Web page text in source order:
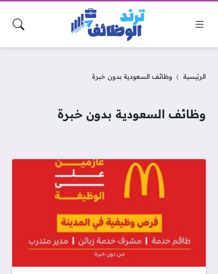
الرئيسية وظائف السعودية بدون خبرة
وظائف السعودية بدون خبرة